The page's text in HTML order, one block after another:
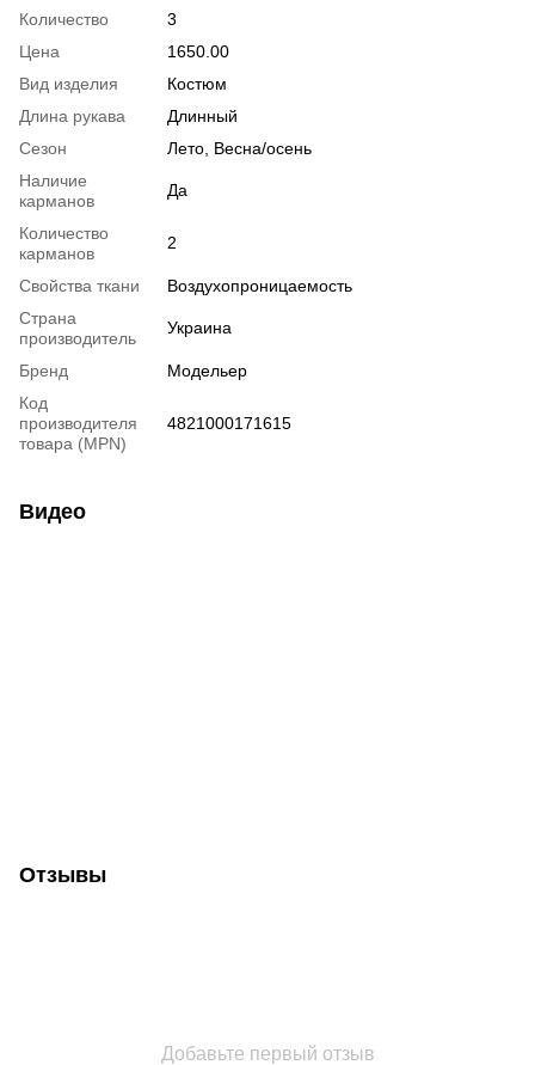
Количество
3
Цена
1650.00
Вид изделия
Костюм
Длина рукава
Длинный
Сезон
Лето, Весна/осень
Наличие
карманов
Да
Количество
карманов
2
Свойства ткани
Воздухопроницаемость
Страна
производитель
Украина
Бренд
Модельер
Код
производителя
товара (MPN)
4821000171615
Видео
Отзывы
Добавьте первый отзыв